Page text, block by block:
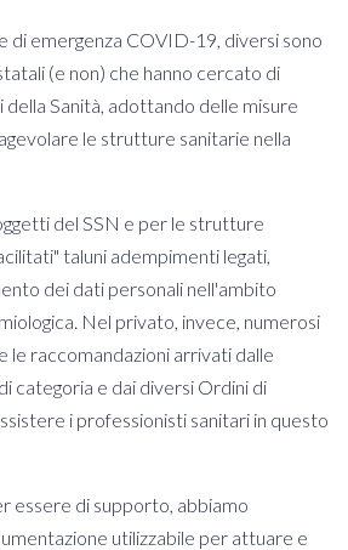
di emergenza COVID-19, diversi sono
(e non) che hanno cercato di
Sanità, adottando delle misure
le strutture sanitarie nella
del SSN e per le strutture
taluni adempimenti legati,
dei dati personali nell'ambito
Nel privato, invece, numerosi
le raccomandazioni arrivati dalle
categoria e dai diversi Ordini di
i professionisti sanitari in questo
essere di supporto, abbiamo
utilizzabile per attuare e